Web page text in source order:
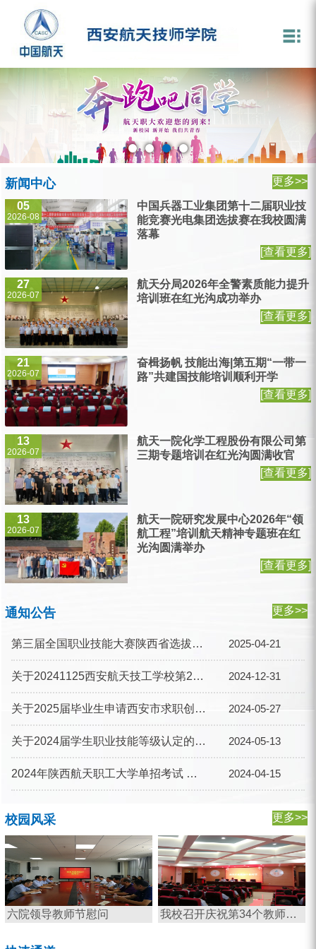
学校概况
机构设置
学校领导
校园文化
教学科研
教学名师
教学改革
系部介绍
学生管理
安全教育
校园生活
技能竞赛专栏
大师风采
技能成果
招生工作
咨询问答
各地招生点
就业工作
招聘信息
就业企业
就业指导
党群建设
党风廉政
共青团工作
工会工作
文创产业
航天精神文化区展览馆
201洞
新闻中心 更多>>
05
2026-08
中国兵器工业集团第十二届职业技
能竞赛光电集团选拔赛在我校圆满
落幕
[查看更多]
27
2026-07
航天分局2026年全警素质能力提升
培训班在红光沟成功举办
[查看更多]
21
2026-07
奋楫扬帆 技能出海|第五期“一带一
路”共建国技能培训顺利开学
[查看更多]
13
2026-07
航天一院化学工程股份有限公司第
三期专题培训在红光沟圆满收官
[查看更多]
13
2026-07
航天一院研究发展中心2026年“领
航工程”培训航天精神专题班在红
光沟圆满举办
[查看更多]
通知公告 更多>>
2025-04-21
第三届全国职业技能大赛陕西省选拔赛报名开始啦！
2024-12-31
关于20241125西安航天技工学校第2批（社会评价）职业技能等级认定 成绩的公示
2024-05-27
关于2025届毕业生申请西安市求职创业补贴的公示
2024-05-13
关于2024届学生职业技能等级认定的公告
2024-04-15
2024年陕西航天职工大学单招考试 递补预录取考生报到注册通知
校园风采 更多>>
外国友人参观我校航天馆